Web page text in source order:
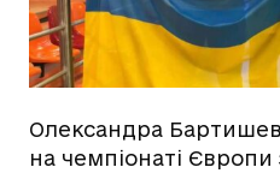
Олександра
на чемпіонаті Європи